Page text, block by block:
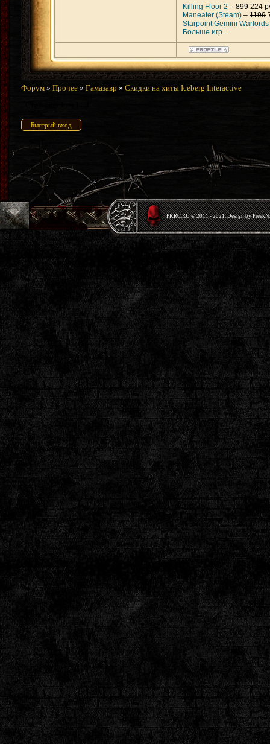
Killing Floor 2 – 899 224
Maneater (Steam) – 1199
Starpoint Gemini Warlords
Больше игр...
Форум » Прочее » Гамазавр » Скидки на хиты Iceberg Interactive
PKRС.RU © 2011 - 2021. Design by